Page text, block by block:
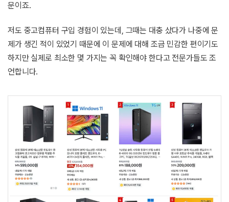
문이죠.
저도 중고컴퓨터 구입 경험이 있는데, 그때는 대충 샀다가 나중에 문
제가 생긴 적이 있었기 때문에 이 문제에 대해 조금 민감한 편이기도
하지만 실제로 최소한 몇 가지는 꼭 확인해야 한다고 전문가들도 조
언합니다.